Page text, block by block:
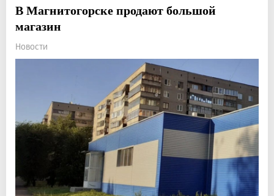
В Магнитогорске продают большой
магазин
Новости